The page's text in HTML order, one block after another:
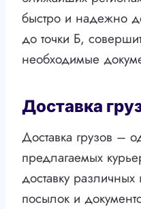
быстро и надежно
до точки Б,
необходимые
Доставка
Доставка грузов –
предлагаемых
доставку
посылок и